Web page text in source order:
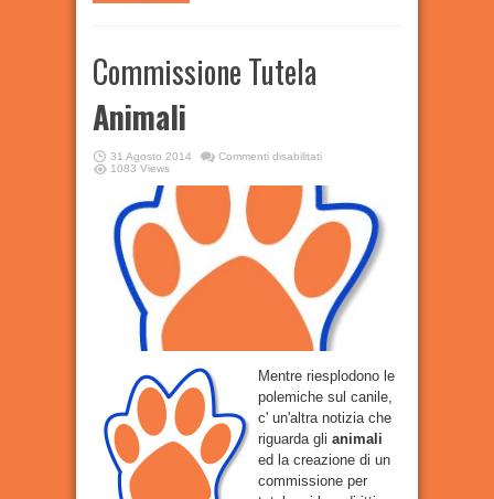
Commissione Tutela
Animali
31 Agosto 2014 Commenti disabilitatisu
Animali
1083 Views
Mentre riesplodono le
polemiche sul canile,
c' un'altra notizia che
riguarda gli animali
ed la creazione di un
commissione per